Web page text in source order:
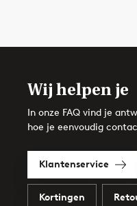
Wij helpen je
In onze FAQ vind je
hoe je eenvoudig
Klantenservice
Kortingen